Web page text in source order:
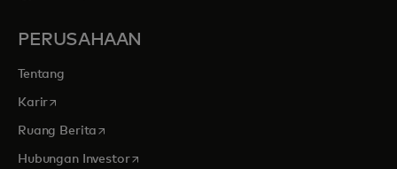
PERUSAHAAN
Tentang
Kariropens in a new tab
Ruang Berita opens in a new tab
Hubungan Investoropens in a new tab